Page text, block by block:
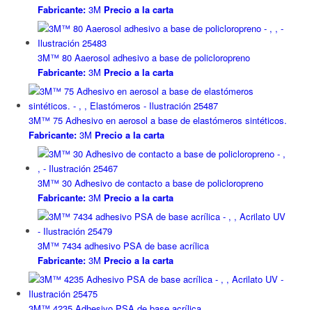
Fabricante:3M Precio a la carta
3M™ 80 Aaerosol adhesivo a base de policloropreno
Fabricante:3M Precio a la carta
3M™ 75 Adhesivo en aerosol a base de elastómeros sintéticos.
Fabricante:3M Precio a la carta
3M™ 30 Adhesivo de contacto a base de policloropreno
Fabricante:3M Precio a la carta
3M™ 7434 adhesivo PSA de base acrílica
Fabricante:3M Precio a la carta